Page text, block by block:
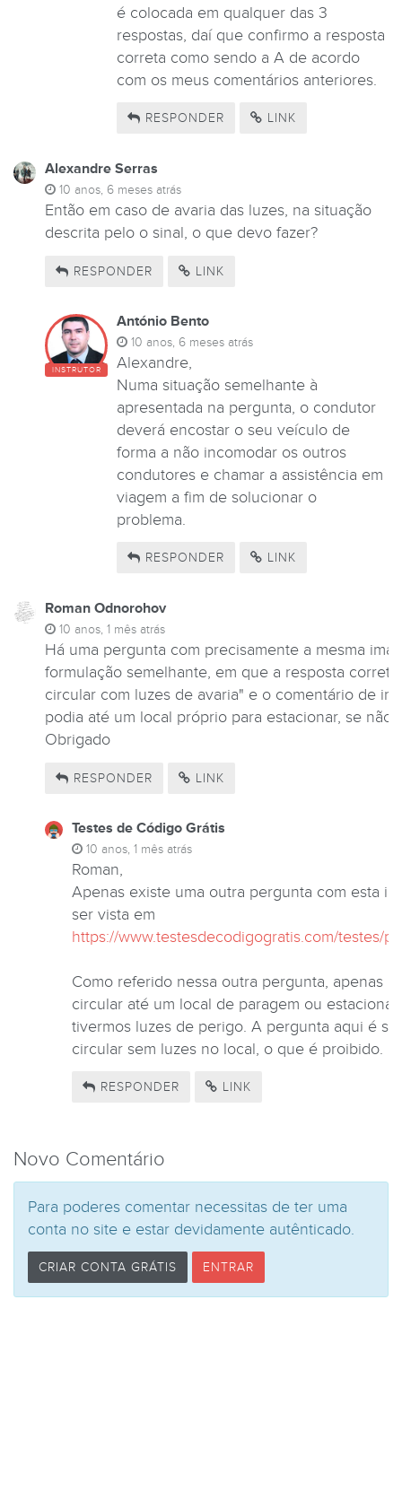
é colocada em qualquer das 3
respostas, daí que confirmo a resposta
correta como sendo a A de acordo
com os meus comentários anteriores.
RESPONDER LINK
Alexandre Serras
10 anos, 6 meses atrás
Então em caso de avaria das luzes, na situação
descrita pelo o sinal, o que devo fazer?
RESPONDER LINK
INSTRUTOR
António Bento
10 anos, 6 meses atrás
Alexandre,
Numa situação semelhante à
apresentada na pergunta, o condutor
deverá encostar o seu veículo de
forma a não incomodar os outros
condutores e chamar a assistência em
viagem a fim de solucionar o
problema.
RESPONDER LINK
Roman Odnorohov
10 anos, 1 mês atrás
Há uma pergunta com precisamente a mesma
formulação semelhante, em que a resposta
circular com luzes de avaria" e o comentário de
podia até um local próprio para estacionar, se não
Obrigado
RESPONDER LINK
Testes de Código Grátis
10 anos, 1 mês atrás
Roman,
Apenas existe uma outra pergunta com esta
ser vista em
https://www.testesdecodigogratis.com/testes/
Como referido nessa outra pergunta, apenas
circular até um local de paragem ou
tivermos luzes de perigo. A pergunta aqui é se
circular sem luzes no local, o que é proibido.
RESPONDER LINK
Novo Comentário
Para poderes comentar necessitas de ter uma
conta no site e estar devidamente autênticado.
CRIAR CONTA GRÁTIS ENTRAR